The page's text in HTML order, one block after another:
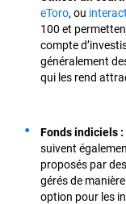
eToro, ou
100 et
compte
généralement
qui les rend
Fonds indiciels :
suivent
proposés par
gérés de
option pour les